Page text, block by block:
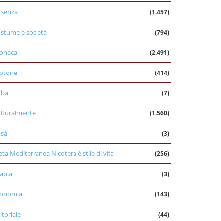
(1.457)
e società (794)
(2.491)
(414)
(7)
(1.560)
(3)
Mediterranea Nicotera è stile di vita (256)
(3)
(143)
(44)